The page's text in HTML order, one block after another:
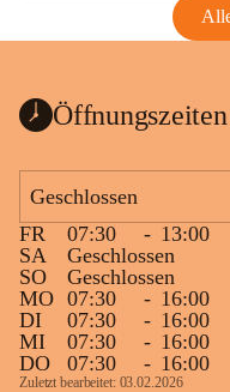
Öffnungszeiten
Geschlossen
FR
07:30 - 13:00
SA
Geschlossen
SO
Geschlossen
MO 07:30 - 16:00
DI
07:30 - 16:00
MI
07:30 - 16:00
DO
07:30 - 16:00
Zuletzt bearbeitet: 03.02.2026